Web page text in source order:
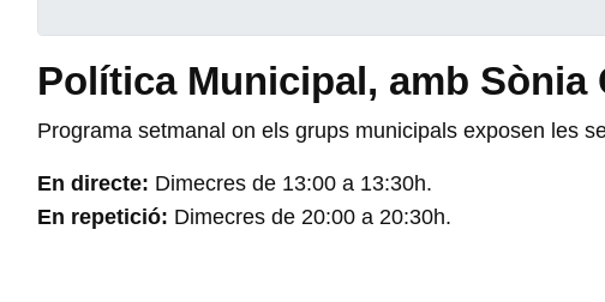
Política Municipal, amb Sònia
Programa setmanal on els grups municipals exposen les
En directe: Dimecres de 13:00 a 13:30h.
En repetició: Dimecres de 20:00 a 20:30h.